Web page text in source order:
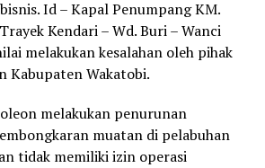
Id – Kapal Penumpang KM.
Kendari – Wd. Buri – Wanci
melakukan kesalahan oleh pihak
Kabupaten Wakatobi.
melakukan penurunan
muatan di pelabuhan
tidak memiliki izin operasi